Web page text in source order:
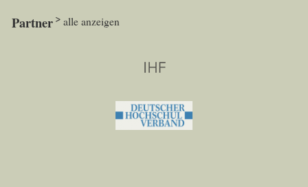
Partner alle anzeigen